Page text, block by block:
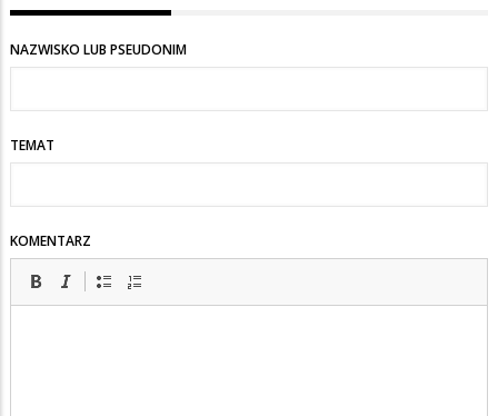
na
Albo
dziwnego
go
tam
nie
ma
NAZWISKO LUB PSEUDONIM
TEMAT
KOMENTARZ